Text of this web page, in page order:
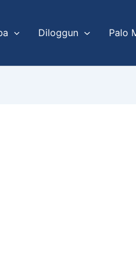
Diloggun Palo